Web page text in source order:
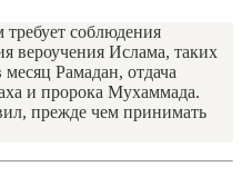
соблюдения
вероучения Ислама, таких
Рамадан, отдача
и пророка Мухаммада.
прежде чем принимать